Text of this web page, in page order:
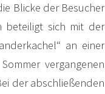
Blicke der Besucher
beteiligt sich mit der
an einer
vergangenen
der abschließenden